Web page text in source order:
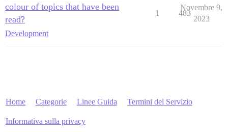
colour of topics that have been
read?
Development
1 483
Novembre 9,
2023
Home Categorie Linee Guida Termini del Servizio
Informativa sulla privacy